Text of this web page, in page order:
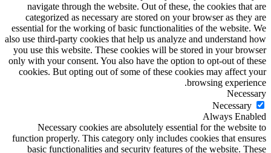
navigate through the website. Out of these, the cookies that are
categorized as necessary are stored on your browser as they are
essential for the working of basic functionalities of the website. We
also use third-party cookies that help us analyze and understand how
you use this website. These cookies will be stored in your browser
only with your consent. You also have the option to opt-out of these
cookies. But opting out of some of these cookies may affect your
browsing experience.
Necessary
Necessary
Always Enabled
Necessary cookies are absolutely essential for the website to
function properly. This category only includes cookies that ensures
basic functionalities and security features of the website. These